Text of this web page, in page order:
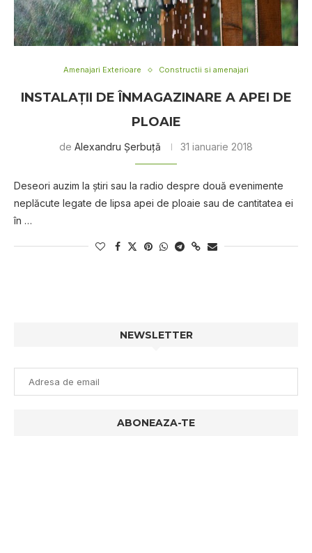
Amenajari Exterioare Constructii si amenajari
INSTALAȚII DE ÎNMAGAZINARE A APEI DE
PLOAIE
de Alexandru Șerbuță 31 ianuarie 2018
Deseori auzim la știri sau la radio despre două evenimente
neplăcute legate de lipsa apei de ploaie sau de cantitatea ei
în …
NEWSLETTER